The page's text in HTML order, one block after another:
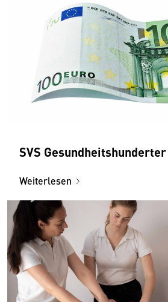
SVS Gesundheitshunderter
Weiterlesen